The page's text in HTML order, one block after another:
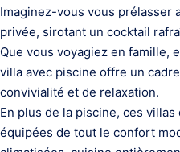
Imaginez-vous vous prélasser
privée, sirotant un cocktail
Que vous voyagiez en famille,
villa avec piscine offre un
convivialité et de relaxation.
En plus de la piscine, ces
équipées de tout le confort